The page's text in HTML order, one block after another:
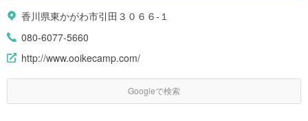
香川県東かがわ市引田３０６６-１
080-6077-5660
http://www.ooikecamp.com/
Googleで検索